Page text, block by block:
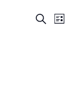
Recherche
Liste